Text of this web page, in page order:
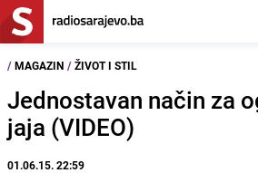
/ MAGAZIN / ŽIVOT I STIL
Jednostavan način za
jaja (VIDEO)
01.06.15. 22:59